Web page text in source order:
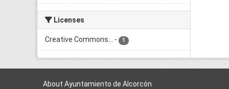
Licenses
Creative Commons... - 1
About Ayuntamiento de Alcorcón